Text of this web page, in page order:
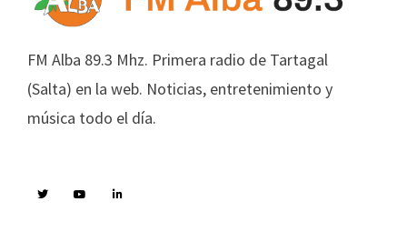
FM Alba 89.3 Mhz. Primera radio de Tartagal
(Salta) en la web. Noticias, entretenimiento y
música todo el día.